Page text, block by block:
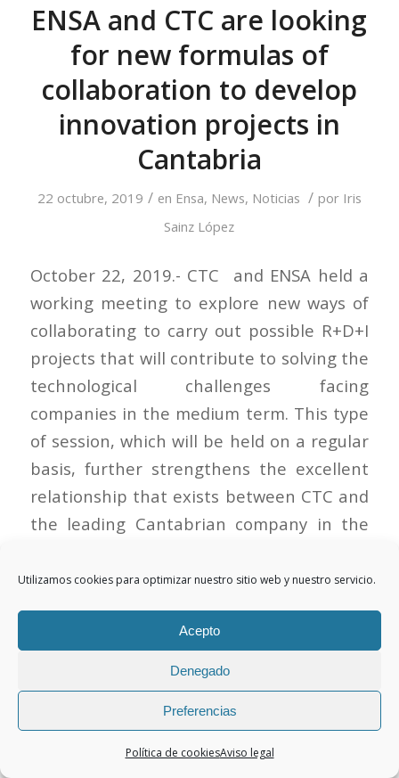
Utilizamos cookies para optimizar nuestro sitio web y nuestro servicio.
Acepto
Denegado
Preferencias
Política de cookiesAviso legal
ENSA and CTC are looking
for new formulas of
collaboration to develop
innovation projects in
Cantabria
22 octubre, 2019 / en Ensa, News, Noticias / por Iris
Sainz López
October 22, 2019.- CTC and ENSA held a
working meeting to explore new ways of
collaborating to carry out possible R+D+I
projects that will contribute to solving the
technological challenges facing
companies in the medium term. This type
of session, which will be held on a regular
basis, further strengthens the excellent
relationship that exists between CTC and
the leading Cantabrian company in the
Beatriz Sancristóbal, General Manager of
CTC, and Álvaro Rodríguez, Head of
Market and Business Development, led a
meeting with a representation from
Nuclear Teams, comprising Emma Merino,
Coordinator of Technological
Improvements and R+D+I, and Domingo